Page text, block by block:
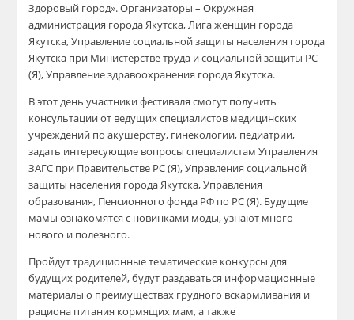
Здоровый город». Организаторы – Окружная
администрация города Якутска, Лига женщин города
Якутска, Управление социальной защиты населения города
Якутска при Министерстве труда и социальной защиты РС
(Я), Управление здравоохранения города Якутска.
В этот день участники фестиваля смогут получить
консультации от ведущих специалистов медицинских
учреждений по акушерству, гинекологии, педиатрии,
задать интересующие вопросы специалистам Управления
ЗАГС при Правительстве РС (Я), Управления социальной
защиты населения города Якутска, Управления
образования, Пенсионного фонда РФ по РС (Я). Будущие
мамы ознакомятся с новинками моды, узнают много
нового и полезного.
Пройдут традиционные тематические конкурсы для
будущих родителей, будут раздаваться информационные
материалы о преимуществах грудного вскармливания и
рациона питания кормящих мам, а также